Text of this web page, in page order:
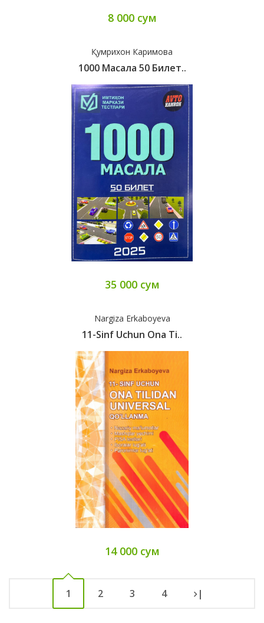
8 000 сум
Қумрихон Каримова
1000 Масала 50 Билет..
35 000 сум
Nargiza Erkaboyeva
11-Sinf Uchun Ona Ti..
14 000 сум
1 2 3 4 |